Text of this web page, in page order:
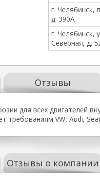
г. Челябинск,
д. 390А
г. Челябинск,
Северная, д.
Отзывы
для всех двигателей
требованиям VW, Audi,
Отзывы о компании